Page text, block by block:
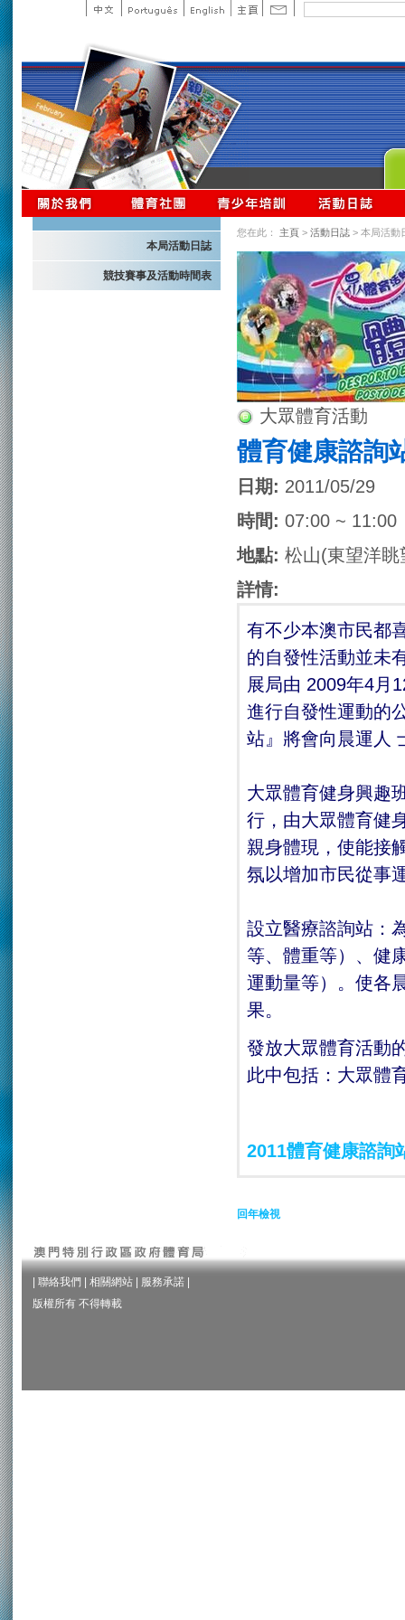
本局活動日誌
競技賽事及活動時間表
您在此： 主頁 > 活動日誌 > 本局活動
大眾體育活動
體育健康諮詢
日期: 2011/05/29
時間: 07:00 ~ 11:00
地點: 松山(東望洋眺
詳情:
有不少本澳市民都
的自發性活動並未
展局由 2009年4月
進行自發性運動的
站』將會向晨運人
大眾體育健身興趣
行，由大眾體育健
親身體現，使能接
氛以增加市民從事
設立醫療諮詢站：
等、體重等）、健
運動量等）。使各
果。
發放大眾體育活動
此中包括：大眾體
2011體育健康諮詢
回年檢視
聯絡我們 相關網站 服務承諾
版權所有 不得轉載